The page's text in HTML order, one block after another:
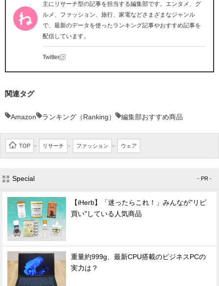
主にリサーチ型の記事を担当する編集部です。エンタメ、グ
ルメ、ファッション、旅行、家電などさまざまなジャンル
で、最新のデータを使ったランキング記事やおすすめ記事を
配信しています。
Twitter
関連タグ
Amazon ランキング（Ranking） 編集部おすすめ商品
TOP > リサーチ > ファッション > ウェア
Special - PR -
【iHerb】「迷ったらこれ！」みんなが"リピ
買い"している人気商品
重量約999g、最新CPU搭載のビジネスPCの
実力は？